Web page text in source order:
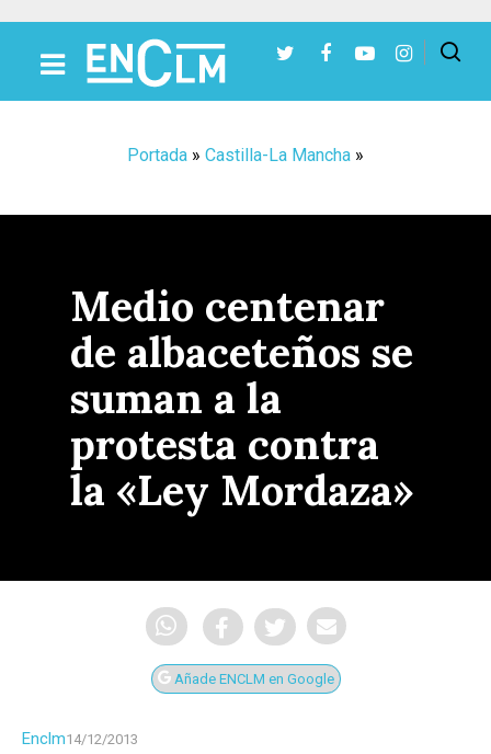
Portada » Castilla-La Mancha »
Medio centenar
de albaceteños se
suman a la
protesta contra
la «Ley Mordaza»
Añade ENCLM en Google
Enclm14/12/2013